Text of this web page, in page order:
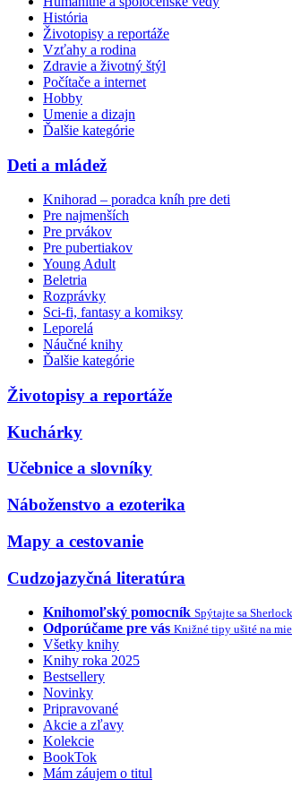
História
Životopisy a reportáže
Vzťahy a rodina
Zdravie a životný štýl
Počítače a internet
Hobby
Umenie a dizajn
Ďalšie kategórie
Deti a mládež
Knihorad – poradca kníh pre deti
Pre najmenších
Pre prvákov
Pre pubertiakov
Young Adult
Beletria
Rozprávky
Sci-fi, fantasy a komiksy
Leporelá
Náučné knihy
Ďalšie kategórie
Životopisy a reportáže
Kuchárky
Učebnice a slovníky
Náboženstvo a ezoterika
Mapy a cestovanie
Cudzojazyčná literatúra
Knihomoľský pomocník Spýtajte sa
Odporúčame pre vás Knižné tipy ušité na
Všetky knihy
Knihy roka 2025
Bestsellery
Novinky
Pripravované
Akcie a zľavy
Kolekcie
BookTok
Mám záujem o titul